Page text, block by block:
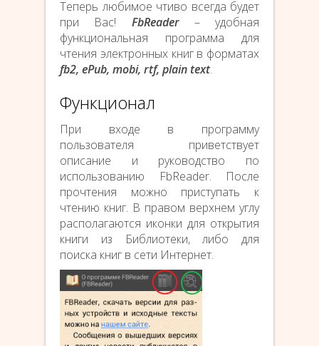
Теперь любимое чтиво всегда будет
при Вас! FbReader– удобная
функциональная программа для
чтения электронных книг в форматах
fb2, ePub, mobi, rtf, plain text.
Функционал
При входе в программу
пользователя приветствует
описание и руководство по
использованию FbReader. После
прочтения можно приступать к
чтению книг. В правом верхнем углу
располагаются иконки для открытия
книги из Библиотеки, либо для
поиска книг в сети Интернет.